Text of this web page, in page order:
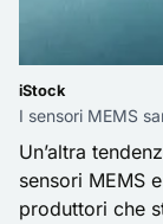
iStock
I sensori MEMS
Un’altra
sensori MEMS e
produttori che